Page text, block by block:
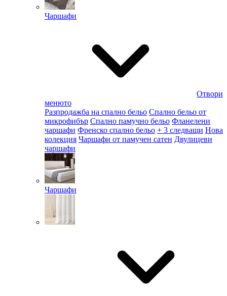
Чаршафи
Отвори
менюто
Разпродажба на спално бельо Спално бельо от
микрофибър Спално памучно бельо Фланелени
чаршафи Френско спално бельо + 3 следващи Нова
колекция Чаршафи от памучен сатен Двулицеви
чаршафи
Чаршафи